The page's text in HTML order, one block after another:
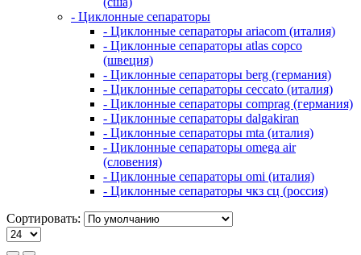
- Циклонные сепараторы
- Циклонные сепараторы ariacom (италия)
- Циклонные сепараторы atlas copco
(швеция)
- Циклонные сепараторы berg (германия)
- Циклонные сепараторы ceccato (италия)
- Циклонные сепараторы comprag (германия)
- Циклонные сепараторы dalgakiran
- Циклонные сепараторы mta (италия)
- Циклонные сепараторы omega air
(словения)
- Циклонные сепараторы omi (италия)
- Циклонные сепараторы чкз сц (россия)
Сортировать: